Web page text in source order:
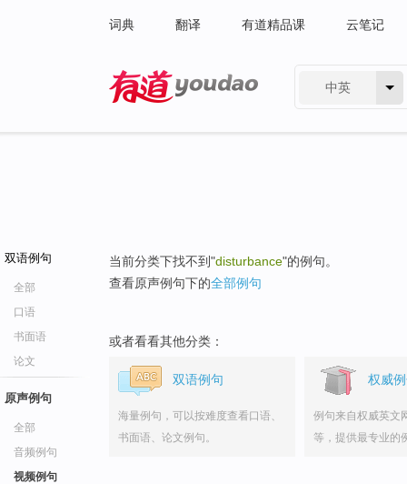
词典 翻译 有道精品课 云笔记
中英
双语例句
全部
口语
书面语
论文
原声例句
全部
音频例句
视频例句
当前分类下找不到"disturbance"的例句。
查看原声例句下的全部例句
或者看看其他分类：
双语例句
海量例句，可以按难度查看口语、
书面语、论文例句。
权威
例句来自权威英文
等，提供最专业的